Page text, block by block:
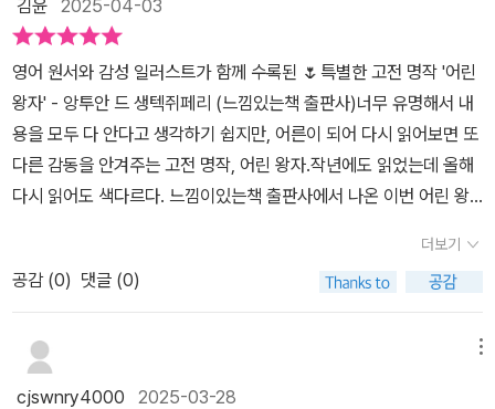
다.야.”“If, for example, you come at four o'clock in the afterno
on, then at three o'clock I shall begin to be happy.'언제 읽어
도 좋은 어린 왕자 이번에는 영어 버전과 함께 읽어보는 것도~~
김윤 2025-04-03
영어 원서와 감성 일러스트가 함께 수록된 🌷특별한 고전 명작 '어린
왕자' - 앙투안 드 생텍쥐페리 (느낌있는책 출판사)너무 유명해서 내
용을 모두 다 안다고 생각하기 쉽지만, 어른이 되어 다시 읽어보면 또
다른 감동을 안겨주는 고전 명작, 어린 왕자.작년에도 읽었는데 올해
다시 읽어도 색다르다. ​느낌이있는책 출판사에서 나온 이번 어린 왕
페이지마다 몽환적이고 신비로운 느낌이 더 해져서 어린 왕자의 감정
이 와락 다가온다.​일러스트 보는 재미가 쏠쏠해서 초등학생도 재밌게
읽을 것 같다.소장용 도서로 추천! ​더불어, 한글판 뒤쪽에는 영어 원서
가 함께 실려있어서 영어 공부하시는 분들 + 중고등이 읽기에 너무
더보기
공감 (0) 댓글 (0)
cjswnry4000 2025-03-28